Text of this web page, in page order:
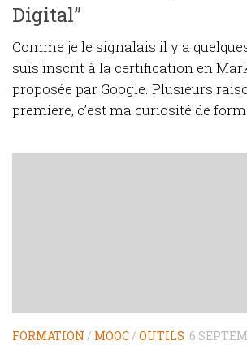
Digital”
Comme je le signalais il y a
suis inscrit à la certification en
proposée par Google. Plusieurs
première, c’est ma curiosité de
FORMATION / MOOC/ OUTILS 6